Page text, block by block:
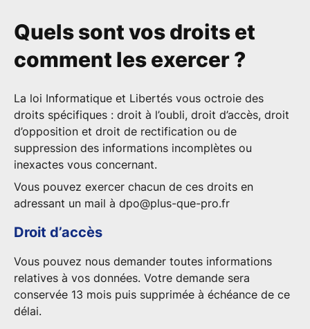
Quels sont vos droits et
comment les exercer ?
La loi Informatique et Libertés vous octroie des
droits spécifiques : droit à l’oubli, droit d’accès, droit
d’opposition et droit de rectification ou de
suppression des informations incomplètes ou
inexactes vous concernant.
Vous pouvez exercer chacun de ces droits en
adressant un mail à dpo@plus-que-pro.fr
Droit d’accès
Vous pouvez nous demander toutes informations
relatives à vos données. Votre demande sera
conservée 13 mois puis supprimée à échéance de ce
délai.